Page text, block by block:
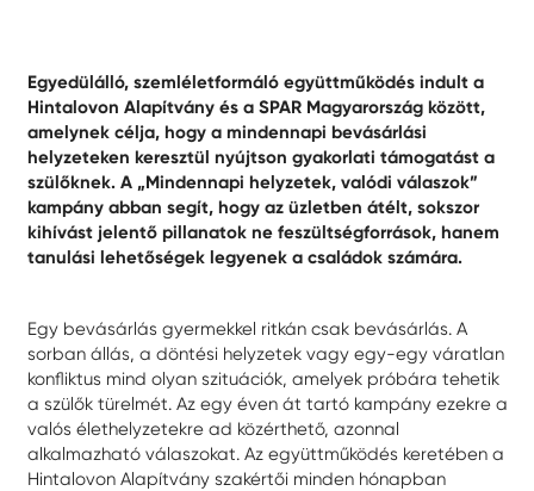
Egyedülálló, szemléletformáló együttműködés indult a
Hintalovon Alapítvány és a SPAR Magyarország között,
amelynek célja, hogy a mindennapi bevásárlási
helyzeteken keresztül nyújtson gyakorlati támogatást a
szülőknek. A „Mindennapi helyzetek, valódi válaszok”
kampány abban segít, hogy az üzletben átélt, sokszor
kihívást jelentő pillanatok ne feszültségforrások, hanem
tanulási lehetőségek legyenek a családok számára.
Egy bevásárlás gyermekkel ritkán csak bevásárlás. A
sorban állás, a döntési helyzetek vagy egy-egy váratlan
konfliktus mind olyan szituációk, amelyek próbára tehetik
a szülők türelmét. Az egy éven át tartó kampány ezekre a
valós élethelyzetekre ad közérthető, azonnal
alkalmazható válaszokat. Az együttműködés keretében a
Hintalovon Alapítvány szakértői minden hónapban